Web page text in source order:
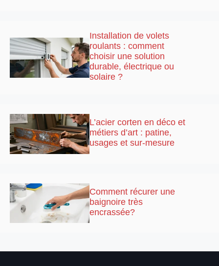
Installation de volets
roulants : comment
choisir une solution
durable, électrique ou
solaire ?
L’acier corten en déco et
métiers d’art : patine,
usages et sur-mesure
Comment récurer une
baignoire très
encrassée?